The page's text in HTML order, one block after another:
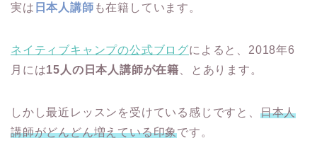
実は 日本人講師 も在籍しています。
ネイティブキャンプの公式ブログによると、2018年6
月には15人の日本人講師が在籍 、とあります。
しかし最近レッスンを受けている感じですと、 日本人
講師がどんどん増えている印象です。